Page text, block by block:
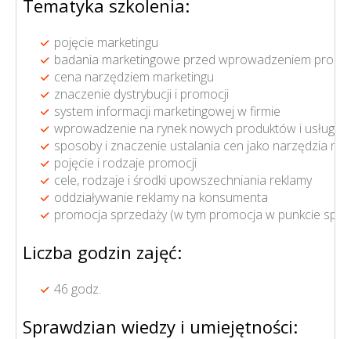
Tematyka szkolenia:
pojęcie marketingu
badania marketingowe przed wprowadzeniem
cena narzędziem marketingu
znaczenie dystrybucji i promocji
system informacji marketingowej w firmie
wprowadzenie na rynek nowych produktów i usług
sposoby i znaczenie ustalania cen jako narzędzia
pojęcie i rodzaje promocji
cele, rodzaje i środki upowszechniania reklamy
oddziaływanie reklamy na konsumenta
promocja sprzedaży (w tym promocja w punkcie
Liczba godzin zajęć:
46 godz.
Sprawdzian wiedzy i umiejętności: